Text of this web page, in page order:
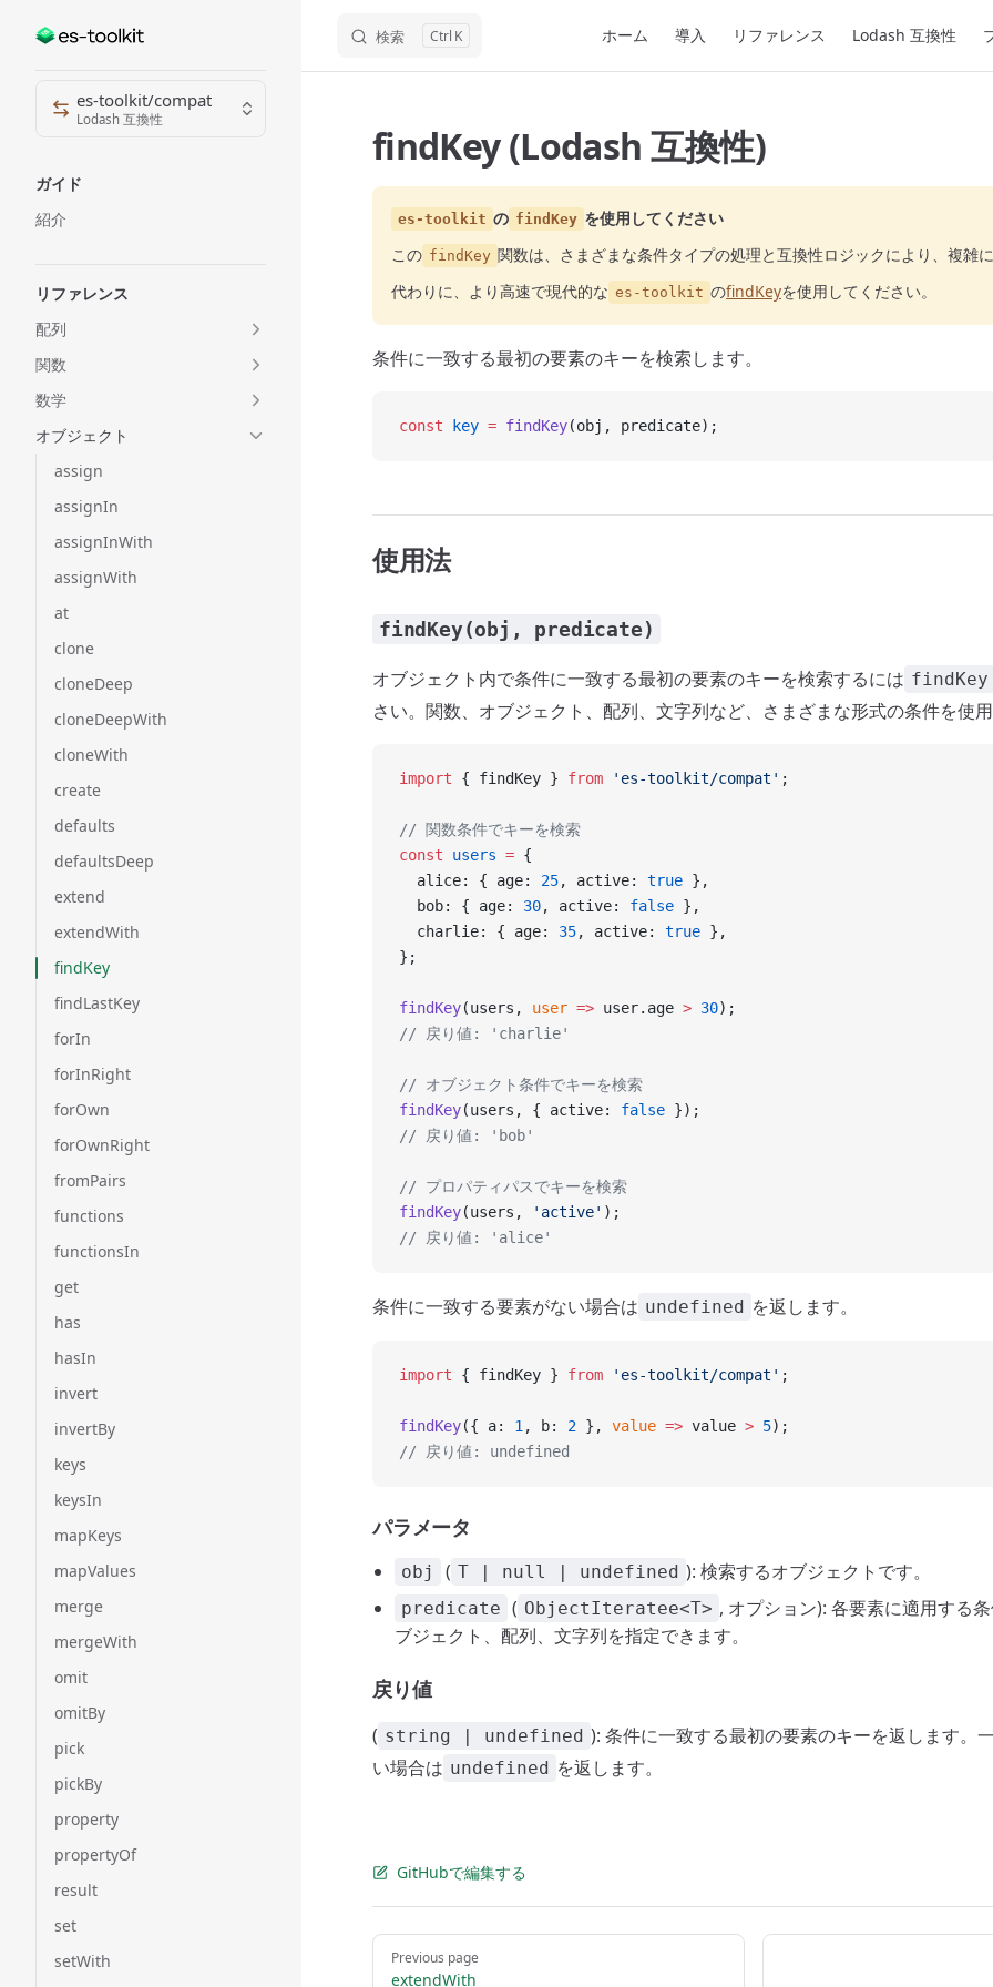
Skip to content 検索 K ホーム 導入 リファレンス Lodash 互換性
Sidebar Navigation
es-toolkit/compat
Lodash 互換性
ガイド
紹介
リファレンス
配列
関数
数学
オブジェクト
assign
assignIn
assignInWith
assignWith
at
clone
cloneDeep
cloneDeepWith
cloneWith
create
defaults
defaultsDeep
extend
extendWith
findKey
findLastKey
forIn
forInRight
forOwn
forOwnRight
fromPairs
functions
functionsIn
get
has
hasIn
invert
invertBy
keys
keysIn
mapKeys
mapValues
merge
mergeWith
omit
omitBy
pick
pickBy
property
propertyOf
result
set
setWith
findKey (Lodash 互換性)
es-toolkit の findKey を使用してください
この findKey 関数は、さまざまな条件タイプの処理と互換性ロジックにより、複雑に
代わりに、より高速で現代的な es-toolkit のfindKeyを使用してください。
条件に一致する最初の要素のキーを検索します。
const key = findKey(obj, predicate);
使用法
findKey(obj, predicate)
オブジェクト内で条件に一致する最初の要素のキーを検索するには findKey
さい。関数、オブジェクト、配列、文字列など、さまざまな形式の条件を使用
import { findKey } from 'es-toolkit/compat' ;
// 関数条件でキーを検索
const users = {
  alice: { age:
25, active: true },
  bob: { age:
30, active: false },
  charlie: { age:
35, active: true },
};
findKey(users, user => user.age > 30);
// 戻り値: 'charlie'
// オブジェクト条件でキーを検索
findKey(users, { active: false });
// 戻り値: 'bob'
// プロパティパスでキーを検索
findKey(users, 'active' );
// 戻り値: 'alice'
条件に一致する要素がない場合は undefined を返します。
import { findKey } from 'es-toolkit/compat' ;
findKey({ a: 1 , b: 2 }, value => value > 5);
// 戻り値: undefined
パラメータ
obj ( T | null | undefined ): 検索するオブジェクトです。
predicate ( ObjectIteratee<T> , オプション): 各要素に適用する
ブジェクト、配列、文字列を指定できます。
戻り値
( string | undefined ): 条件に一致する最初の要素のキーを返します。
い場合は undefined を返します。
GitHubで編集する
Pager
Previous page
extendWith